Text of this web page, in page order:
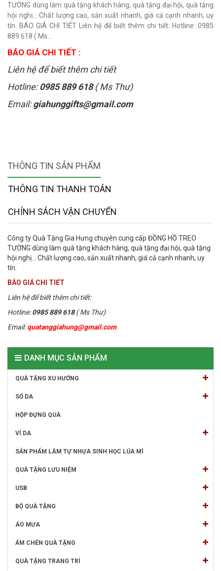
TƯỜNG dùng làm quà tặng khách hàng, quà tặng đại hội, quà tặng
hội nghị... Chất lượng cao, sản xuất nhanh, giá cả cạnh nhanh, uy
tín. BÁO GIÁ CHI TIẾT Liên hệ để biết thêm chi tiết: Hotline: 0985
889 618 ( Ms...
BÁO GIÁ CHI TIẾT :
Liên hệ để biết thêm chi tiết
Hotline:0985 889 618( Ms Thư)
Email:giahunggifts@gmail.com
THÔNG TIN SẢN PHẨM
THÔNG TIN THANH TOÁN
CHÍNH SÁCH VẬN CHUYỂN
Công ty Quà Tặng Gia Hưng chuyên cung cấp ĐỒNG HỒ TREO
TƯỜNG dùng làm quà tặng khách hàng, quà tặng đại hội, quà tặng
hội nghị... Chất lượng cao, sản xuất nhanh, giá cả cạnh nhanh, uy
tín.
BÁO GIÁ CHI TIẾT
Liên hệ để biết thêm chi tiết:
Hotline: 0985 889 618 ( Ms Thư)
Email: quatanggiahung@gmail.com
DANH MỤC SẢN PHẨM
QUÀ TẶNG XU HƯỚNG
SỔ DA
HỘP ĐỰNG QUÀ
VÍ DA
SẢN PHẨM LÀM TỰ NHỰA SINH HỌC LÚA MÌ
QUÀ TẶNG LƯU NIỆM
USB
BỘ QUÀ TẶNG
ÁO MƯA
ẤM CHÉN QUÀ TẶNG
QUÀ TẶNG TRANG TRÍ